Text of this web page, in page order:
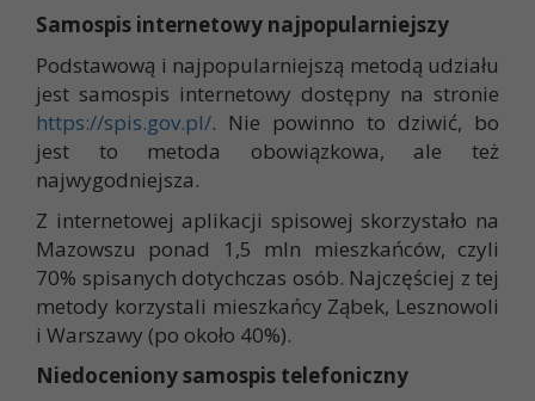
Samospis internetowy najpopularniejszy
Podstawową i najpopularniejszą metodą udziału
jest samospis internetowy dostępny na stronie
https://spis.gov.pl/. Nie powinno to dziwić, bo
jest to metoda obowiązkowa, ale też
najwygodniejsza.
Z internetowej aplikacji spisowej skorzystało na
Mazowszu ponad 1,5 mln mieszkańców, czyli
70% spisanych dotychczas osób. Najczęściej z tej
metody korzystali mieszkańcy Ząbek, Lesznowoli
i Warszawy (po około 40%).
Niedoceniony samospis telefoniczny